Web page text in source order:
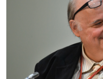
пандемии? Какие
влияние на этот